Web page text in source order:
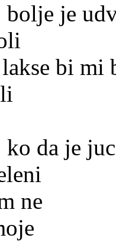
je
bi mi
da je
ne